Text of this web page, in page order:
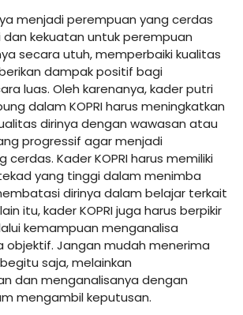
menjadi perempuan yang cerdas
kekuatan untuk perempuan
secara utuh, memperbaiki kualitas
dampak positif bagi
luas. Oleh karenanya, kader putri
dalam KOPRI harus meningkatkan
dirinya dengan wawasan atau
progressif agar menjadi
Kader KOPRI harus memiliki
yang tinggi dalam menimba
dirinya dalam belajar terkait
itu, kader KOPRI juga harus berpikir
kemampuan menganalisa
objektif. Jangan mudah menerima
saja, melainkan
dan menganalisanya dengan
mengambil keputusan.